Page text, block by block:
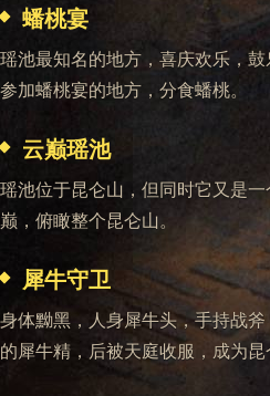
蟠桃宴
瑶池最知名的地方，喜庆欢乐，
参加蟠桃宴的地方，分食蟠桃。
云巅瑶池
瑶池位于昆仑山，但同时它又是
巅，俯瞰整个昆仑山。
犀牛守卫
身体黝黑，人身犀牛头，手持战
的犀牛精，后被天庭收服，成为